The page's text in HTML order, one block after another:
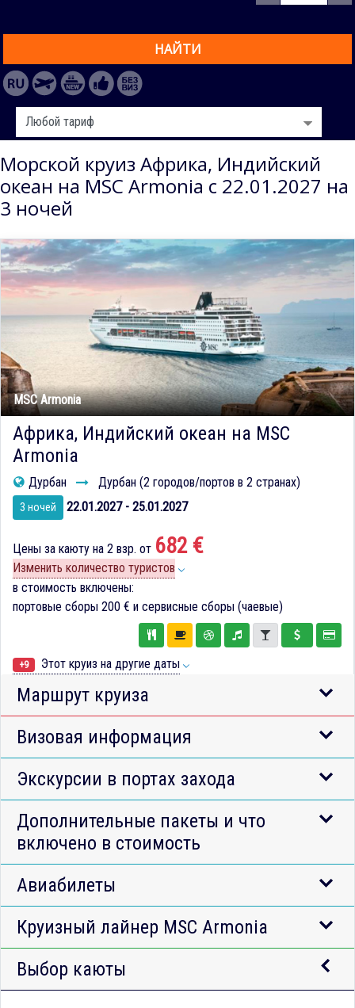
НАЙТИ
Морской круиз Африка, Индийский
океан на MSC Armonia с 22.01.2027 на
3 ночей
MSC Armonia
Африка, Индийский океан на MSC
Armonia
Дурбан Дурбан (2 городов/портов в 2 странах)
3 ночей 22.01.2027 - 25.01.2027
Цены за каюту на 2 взр. от 682 €
Изменить количество туристов
в стоимость включены:
портовые сборы 200 € и сервисные сборы (чаевые)
+9 Этот круиз на другие даты
Маршрут круиза
Визовая информация
Экскурсии в портах захода
Дополнительные пакеты и что
включено в стоимость
Авиабилеты
Круизный лайнер MSC Armonia
Выбор каюты